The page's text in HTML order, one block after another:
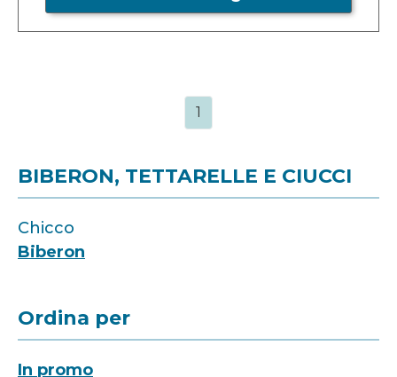
BIBERON, TETTARELLE E CIUCCI
Chicco
Biberon
Ordina per
In promo
1